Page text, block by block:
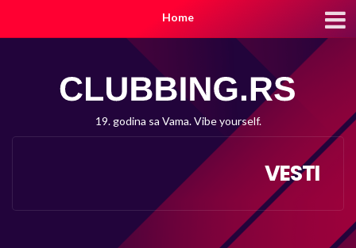
Home
19. godina sa Vama. Vibe yourself.
VESTI